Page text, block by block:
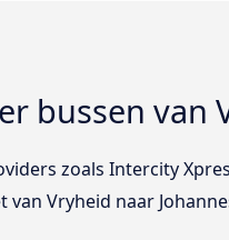
bussen van
zoals Intercity
van Vryheid naar